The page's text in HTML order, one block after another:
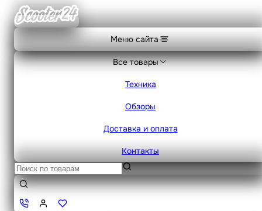
Меню сайта
Все товары
Техника
Обзоры
Доставка и оплата
Контакты